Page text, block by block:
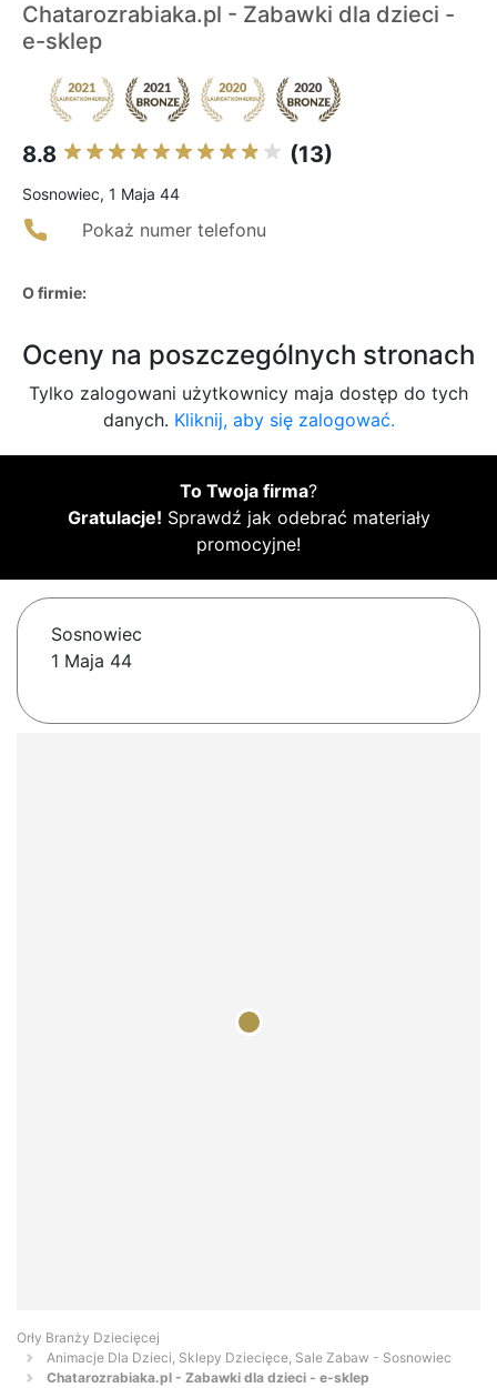
Chatarozrabiaka.pl - Zabawki dla dzieci -
e-sklep
8.8 (13)
Sosnowiec, 1 Maja 44
Pokaż numer telefonu
O firmie:
Oceny na poszczególnych stronach
Tylko zalogowani użytkownicy maja dostęp do tych
danych. Kliknij, aby się zalogować.
To Twoja firma?
Gratulacje! Sprawdź jak odebrać materiały
promocyjne!
Sosnowiec
1 Maja 44
Orły Branży Dziecięcej
Animacje Dla Dzieci, Sklepy Dziecięce, Sale Zabaw - Sosnowiec
Chatarozrabiaka.pl - Zabawki dla dzieci - e-sklep